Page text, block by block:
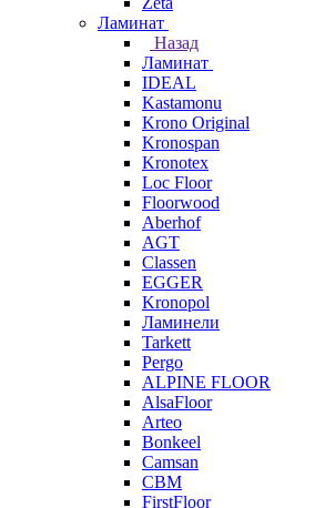
Ламинат
Назад
Ламинат
IDEAL
Kastamonu
Krono Original
Kronospan
Kronotex
Loc Floor
Floorwood
Aberhof
AGT
Classen
EGGER
Kronopol
Ламинели
Tarkett
Pergo
ALPINE FLOOR
AlsaFloor
Arteo
Bonkeel
Camsan
CBM
FirstFloor